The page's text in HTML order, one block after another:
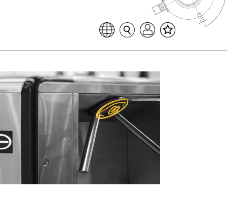
Sprache auswählen
Seitensuche
Login
Favoritenliste